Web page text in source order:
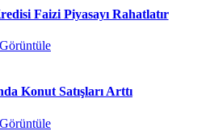
Faizi Piyasayı Rahatlatır
Görüntüle
Konut Satışları Arttı
Görüntüle